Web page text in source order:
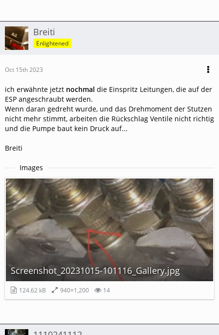
Breiti
Enlightened
Oct 15th 2023
ich erwähnte jetzt nochmal die Einspritz Leitungen, die auf der
ESP angeschraubt werden.
Wenn daran gedreht wurde, und das Drehmoment der Stutzen
nicht mehr stimmt, arbeiten die Rückschlag Ventile nicht richtig
und die Pumpe baut kein Druck auf...
Breiti
Images
Screenshot_20231015-101116_Gallery.jpg
124.62 kB 940×1,200 14